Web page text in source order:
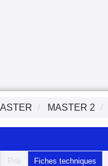
MASTER 2
Prix Fiches techniques